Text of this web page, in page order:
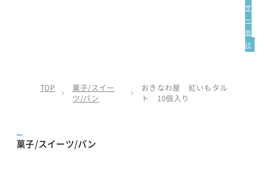
ザ
ー
向
け
TOP
菓子/スイー
ツ/パン
おきなわ屋 紅いもタル
ト 10個入り
菓子/スイーツ/パン